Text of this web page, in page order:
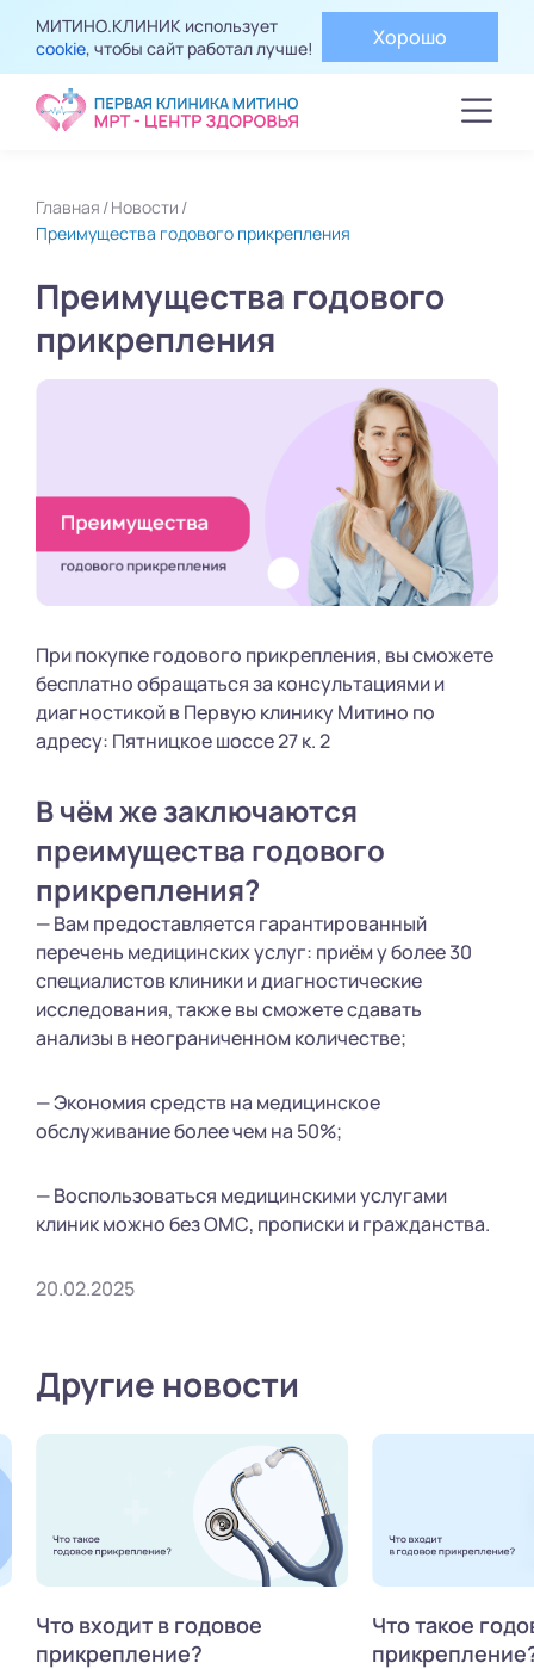
МИТИНО.КЛИНИК использует
cookie, чтобы сайт работал лучше! Хорошо
Главная Новости
Преимущества годового прикрепления
Преимущества годового
прикрепления
При покупке годового прикрепления, вы сможете
бесплатно обращаться за консультациями и
диагностикой в Первую клинику Митино по
адресу: Пятницкое шоссе 27 к. 2
В чём же заключаются
преимущества годового
прикрепления?
— Вам предоставляется гарантированный
перечень медицинских услуг: приём у более 30
специалистов клиники и диагностические
исследования, также вы сможете сдавать
анализы в неограниченном количестве;
— Экономия средств на медицинское
обслуживание более чем на 50%;
— Воспользоваться медицинскими услугами
клиник можно без ОМС, прописки и гражданства.
20.02.2025
Другие новости
Что входит в годовое
прикрепление?
Что такое